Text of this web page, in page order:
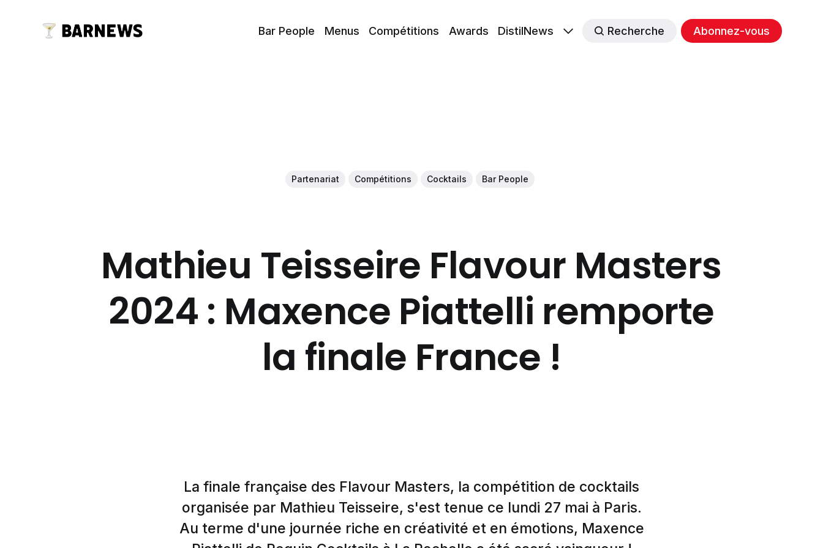
Bar People Menus Compétitions Awards DistilNews Recherche Abonnez-vous
Partenariat Compétitions Cocktails Bar People
Mathieu Teisseire Flavour Masters
2024 : Maxence Piattelli remporte
la finale France !
La finale française des Flavour Masters, la compétition de cocktails
organisée par Mathieu Teisseire, s'est tenue ce lundi 27 mai à Paris.
Au terme d'une journée riche en créativité et en émotions, Maxence